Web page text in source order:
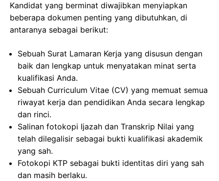
Kandidat yang berminat diwajibkan menyiapkan
beberapa dokumen penting yang dibutuhkan, di
antaranya sebagai berikut:
Sebuah Surat Lamaran Kerja yang disusun dengan
baik dan lengkap untuk menyatakan minat serta
kualifikasi Anda.
Sebuah Curriculum Vitae (CV) yang memuat semua
riwayat kerja dan pendidikan Anda secara lengkap
dan rinci.
Salinan fotokopi Ijazah dan Transkrip Nilai yang
telah dilegalisir sebagai bukti kualifikasi akademik
yang sah.
Fotokopi KTP sebagai bukti identitas diri yang sah
dan masih berlaku.